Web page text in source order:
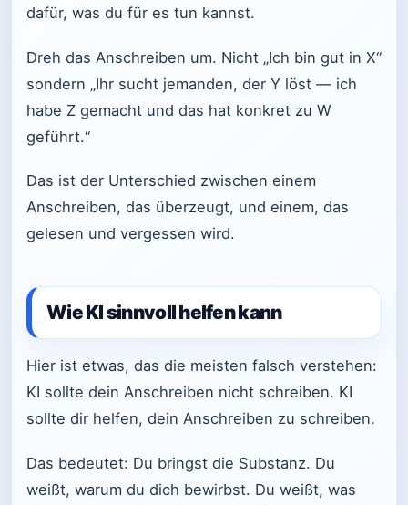
dafür, was du für es tun kannst.
Dreh das Anschreiben um. Nicht „Ich bin gut in X“
sondern „Ihr sucht jemanden, der Y löst — ich
habe Z gemacht und das hat konkret zu W
geführt.“
Das ist der Unterschied zwischen einem
Anschreiben, das überzeugt, und einem, das
gelesen und vergessen wird.
Wie KI sinnvoll helfen kann
Hier ist etwas, das die meisten falsch verstehen:
KI sollte dein Anschreiben nicht schreiben. KI
sollte dir helfen, dein Anschreiben zu schreiben.
Das bedeutet: Du bringst die Substanz. Du
weißt, warum du dich bewirbst. Du weißt, was